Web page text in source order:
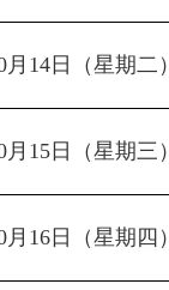
月14日 （星期二）
月15日 （星期三）
月16日 （星期四）